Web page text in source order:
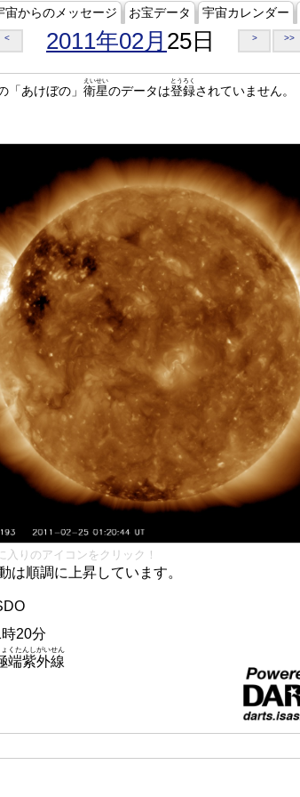
宙からのメッセージ お宝データ 宇宙カレンダー
< 2011年02月 25日 > >>
「あけぼの」 衛星
えいせい
のデータは登録
とうろく
されていません。
入りのアイコンをクリック！
は順調に上昇しています。
時20分
端紫外線
ょくたんしがいせん